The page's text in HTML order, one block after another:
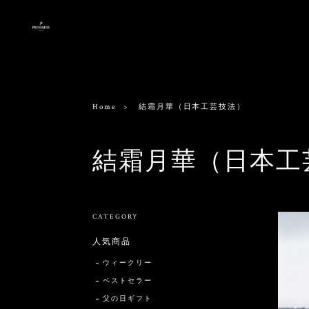
Home 結霜月華（日本工芸技法）
結霜月華（日本
CATEGORY
人気商品
ウィークリー
ベストセラー
父の日ギフト